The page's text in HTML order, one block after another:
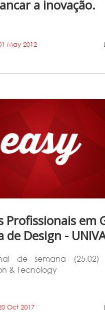
a inovação.
May 2012
Profissionais em
de Design -
de semana (25.02)
& Tecnology
Oct 2017